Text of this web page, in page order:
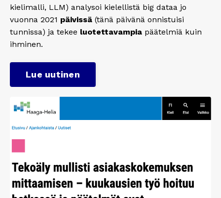
kielimalli, LLM) analysoi kielellistä big dataa jo
vuonna 2021 päivissä (tänä päivänä onnistuisi
tunnissa) ja tekee luotettavampia päätelmiä kuin
ihminen.
Lue uutinen